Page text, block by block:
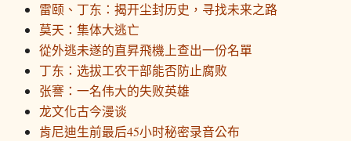
雷颐、丁东：揭开尘封历史，寻找未来之路
莫天：集体大逃亡
從外逃未遂的直昇飛機上查出一份名單
丁东：选拔工农干部能否防止腐败
张謇：一名伟大的失败英雄
龙文化古今漫谈
肯尼迪生前最后45小时秘密录音公布